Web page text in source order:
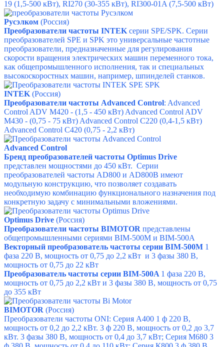
19 (1,5-500 кВт), RI270 (30-355 кВт), RI300-01A (7,5-500 кВт)
Русэлком (Россия)
Преобразователи частоты INTEK серии SPE/SPK. Серии
преобразователей SPE и SPK это универсальные частотные
преобразователи, предназначенные для регулирования
скорости вращения электрических машин переменного тока,
как общепромышленного исполнения, так и специальных
высокоскоростных машин, например, шпинделей станков.
INTEK (Россия)
Преобразователи частоты Advanced Control: Advanced
Control ADV M420 - (1,5 - 450 кВт) Advanced Control ADV
M430 - (0,75 - 75 кВт) Advanced Control C220 (0,4-1,5 кВт)
Advanced Control C420 (0,75 - 2,2 кВт)
Advanced Control
Бренд преобразователей частоты Optimus Drive
представлен мощностями до 450 кВт. Серии
преобразователей частоты AD800 и AD800B имеют
модульную конструкцию, что позволяет создавать
необходимую комбинацию функционального назначения под
конкретную задачу с минимальными вложениями.
Optimus Drive (Россия)
Преобразователи частоты BIMOTOR представлены
общепромышленными сериями BIM-500М и BIM-500A
Векторный преобразователь частоты серии BIM-500M 1
фаза 220 В, мощность от 0,75 до 2,2 кВт и 3 фазы 380 В,
мощность от 0,75 до 22 кВт
Преобразователь частоты серии BIM-500A 1 фаза 220 В,
мощность от 0,75 до 2,2 кВт и 3 фазы 380 В, мощность от 0,75
до 355 кВт
BIMOTOR (Россия)
Преобразователи частоты ONI: Серия А400 1 ф 220 В,
мощность от 0,2 до 2,2 кВт. 3 ф 220 В, мощность от 0,2 до 3,7
кВт. 3 фазы 380 В, мощность от 0,4 до 3,7 кВт; Серия М680 3